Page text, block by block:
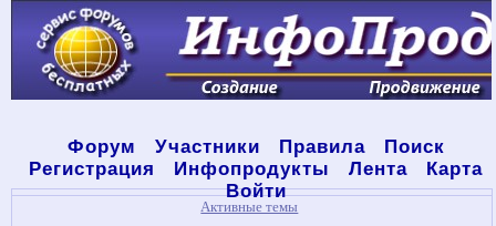
Форум Участники Правила
Поиск
Регистрация
Инфопродукты Лента
Карта
Войти
Активные темы